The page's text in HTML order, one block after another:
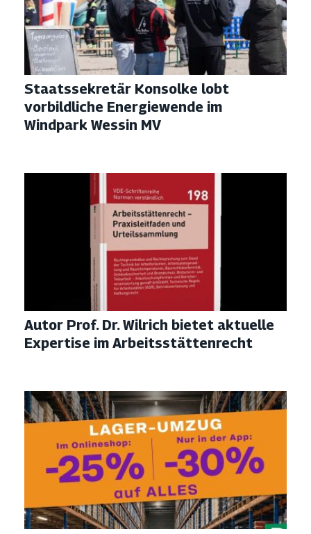
Staatssekretär Konsolke lobt
vorbildliche Energiewende im
Windpark Wessin MV
Autor Prof. Dr. Wilrich bietet aktuelle
Expertise im Arbeitsstättenrecht